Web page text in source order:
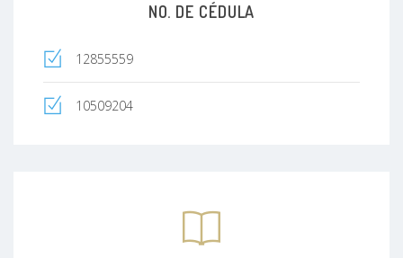
NO. DE CÉDULA
12855559
10509204